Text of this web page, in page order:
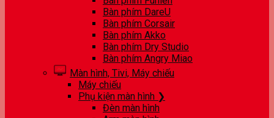
Bàn phím DareU
Bàn phím Corsair
Bàn phím Akko
Bàn phím Dry Studio
Bàn phím Angry Miao
Màn hình, Tivi, Máy chiếu
Máy chiếu
Phụ kiện màn hình ❯
Đèn màn hình